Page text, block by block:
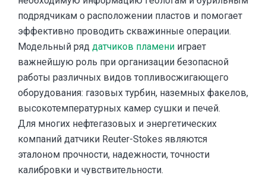
подрядчикам о расположении пластов и помогает
эффективно проводить скважинные операции.
Модельный ряд датчиков пламени играет
важнейшую роль при организации безопасной
работы различных видов топливосжигающего
оборудования: газовых турбин, наземных факелов,
высокотемпературных камер сушки и печей.
Для многих нефтегазовых и энергетических
компаний датчики Reuter-Stokes являются
эталоном прочности, надежности, точности
калибровки и чувствительности.